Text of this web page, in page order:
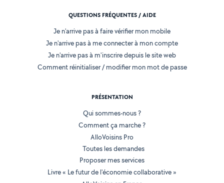
QUESTIONS FRÉQUENTES / AIDE
Je n'arrive pas à faire vérifier mon mobile
Je n'arrive pas à me connecter à mon compte
Je n'arrive pas à m'inscrire depuis le site web
Comment réinitialiser / modifier mon mot de passe
PRÉSENTATION
Qui sommes-nous ?
Comment ça marche ?
AlloVoisins Pro
Toutes les demandes
Proposer mes services
Livre « Le futur de l'économie collaborative »